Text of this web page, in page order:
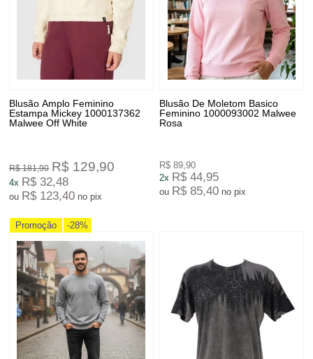
Blusão Amplo Feminino
Estampa Mickey 1000137362
Malwee Off White
R$ 181,90 R$ 129,90
4x R$ 32,48
ou R$ 123,40 no pix
Blusão De Moletom Basico
Feminino 1000093002 Malwee
Rosa
R$ 89,90
2x R$ 44,95
ou R$ 85,40 no pix
Promoção -28%